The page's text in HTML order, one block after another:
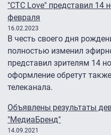
"СТС Love" представил 14
февраля
16.02.2023
В честь своего дня
полностью изменил
представил зрителям 14
оформление обретут
телеканала.
Объявлены результаты
"МедиаБренд"
14.09.2021